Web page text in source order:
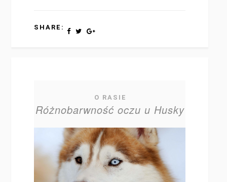
SHARE:
O RASIE
Różnobarwność oczu u Husky